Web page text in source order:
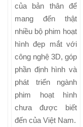
của bản thân để
mang đến thật
nhiều bộ phim hoạt
hình đẹp mắt với
công nghệ 3D, góp
phần định hình và
phát triển ngành
phim hoạt hình
chưa được biết
đến của Việt Nam.